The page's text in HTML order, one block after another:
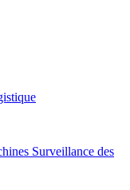
Surveillance des